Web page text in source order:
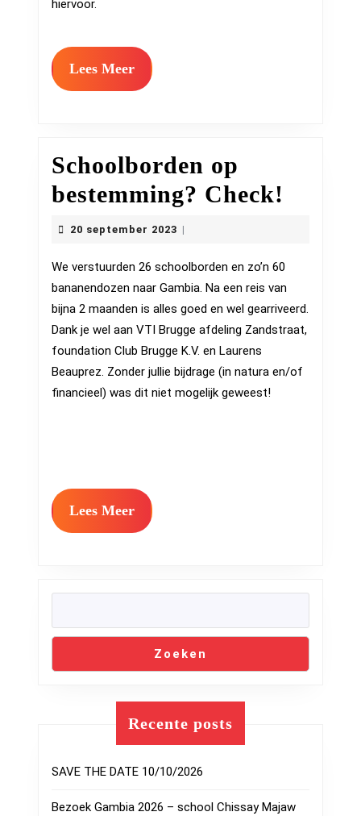
hiervoor.
Lees MeerLees
Meer
Schoolborden op
bestemming? Check!
Check!
20 september 2023 20|
We verstuurden 26 schoolborden en zo’n 60
bananendozen naar Gambia. Na een reis van
bijna 2 maanden is alles goed en wel gearriveerd.
Dank je wel aan VTI Brugge afdeling Zandstraat,
foundation Club Brugge K.V. en Laurens
Beauprez. Zonder jullie bijdrage (in natura en/of
financieel) was dit niet mogelijk geweest!
Lees MeerLees
Meer
Zoeken
Recente posts
SAVE THE DATE 10/10/2026
Bezoek Gambia 2026 – school Chissay Majaw